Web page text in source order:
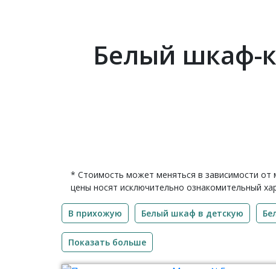
Белый шкаф-
* Стоимость может меняться в зависимости от
цены носят исключительно ознакомительный
В прихожую Белый шкаф в детскую
Показать больше